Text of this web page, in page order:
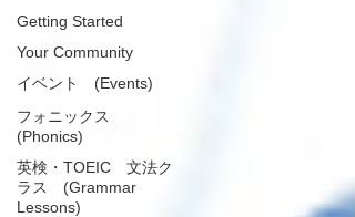
Getting Started
Your Community
イベント (Events)
フォニックス
(Phonics)
英検・TOEIC 文法ク
ラス (Grammar
Lessons)